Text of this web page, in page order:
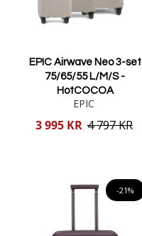
EPIC Airwave Neo 3-set
75/65/55 L/M/S -
HotCOCOA
EPIC
Reducerat
3 995 KR 4 797 KR
-21%